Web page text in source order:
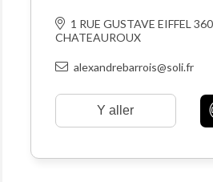
1 RUE GUSTAVE EIFFEL
CHATEAUROUX
alexandrebarrois@soli.fr
Y aller